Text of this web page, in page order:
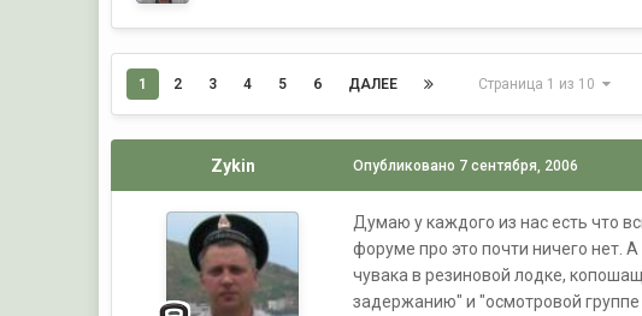
1 2 3 4 5 6 ДАЛЕЕ Страница 1 из 10
Zykin Опубликовано 7 сентября, 2006
Думаю у каждого из нас есть что
форуме про это почти ничего нет.
чувака в резиновой лодке,
задержанию" и "осмотровой